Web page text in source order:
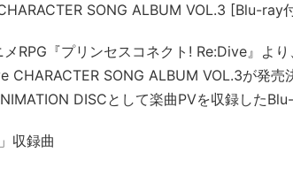
SONG ALBUM VOL.3 [Blu-ray
RPG『プリンセスコネクト! Re:Dive』よ
CHARACTER SONG ALBUM VOL.3が発
DISCとして楽曲PVを収録したBlu-
収録曲